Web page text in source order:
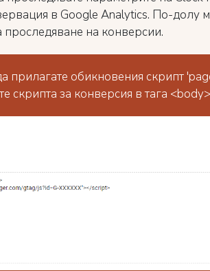
в Google Analytics. По-долу
на конверсии.
прилагате обикновения скрипт
скрипта за конверсия в тага